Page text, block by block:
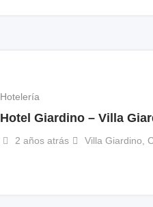
Hotelería
Hotel Giardino – Villa
2 años atrás Villa Giardino